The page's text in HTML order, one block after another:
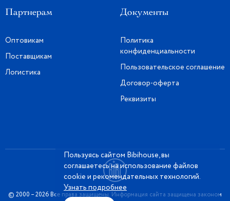
Партнерам
Оптовикам
Поставщикам
Логистика
Документы
Политика
конфиденциальности
Пользовательское соглашение
Договор-оферта
Реквизиты
© 2000 – 2026 Все права защищены. Информация сайта защищена законом
Пользуясь сайтом Bibihouse, вы
соглашаетесь на использование файлов
cookie и рекомендательных технологий.
Узнать подробнее